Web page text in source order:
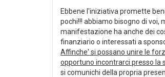
Ebbene l'iniziativa promette
pochi!!! abbiamo bisogno di voi,
manifestazione ha anche dei
finanziario o interessati a
Affinche' si possano unire le
opportuno incontrarci presso la
si comunichi della propria